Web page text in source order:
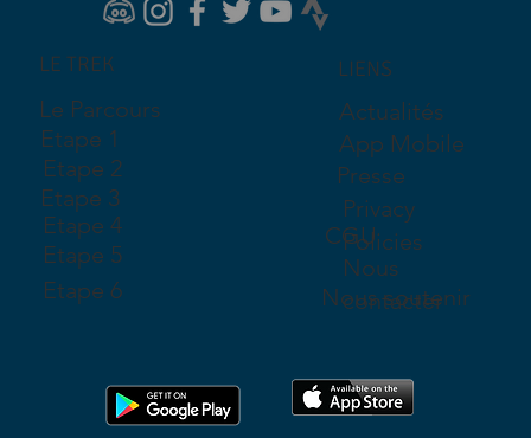
LE TREK
Le Parcours
Etape 1
Etape 2
Etape 3
Etape 4
Etape 5
Etape 6
LIENS
Actualités
App Mobile
Privacy
Policies
CGU
Presse
Nous
contacter
Nous soutenir